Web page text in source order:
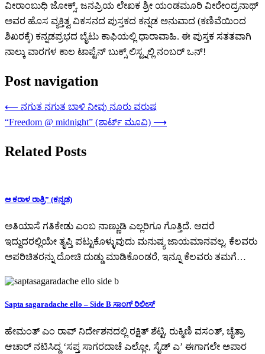
ವೀರಾಂಬುಧಿ ಜೋಕ್ಸ್. ಜನಪ್ರಿಯ ಲೇಖಕ ಶ್ರೀ ಯಂಡಮೂರಿ ವೀರೇಂದ್ರನಾಥ್
ಅವರ ಹೊಸ ವ್ಯಕ್ತಿತ್ವ ವಿಕಸನದ ಪುಸ್ತಕದ ಕನ್ನಡ ಅನುವಾದ (ಕಣಿವೆಯಿಂದ
ಶಿಖರಕ್ಕೆ) ಕನ್ನಡಪ್ರಭದ ಬೈಟು ಕಾಫಿಯಲ್ಲಿ ಧಾರಾವಾಹಿ. ಈ ಪುಸ್ತಕ ಸತತವಾಗಿ
ನಾಲ್ಕು ವಾರಗಳ ಕಾಲ ಟಾಪ್ಟೆನ್ ಬುಕ್ಸ್ ಲಿಸ್ಟ್ನಲ್ಲಿ ನಂಬರ್ ಒನ್!
Post navigation
⟵ ನಗುತ ನಗುತ ಬಾಳಿ ನೀವು ನೂರು ವರುಷ
“Freedom @ midnight” (ಶಾರ್ಟ್ ಮೂವಿ) ⟶
Related Posts
ಆ ಕರಾಳ ರಾತ್ರಿ” (ಕನ್ನಡ)
ಅತಿಯಾಸೆ ಗತಿಕೇಡು ಎಂಬ ನಾಣ್ಣುಡಿ ಎಲ್ಲರಿಗೂ ಗೊತ್ತಿದೆ. ಆದರೆ
ಇದ್ದುದರಲ್ಲಿಯೇ ತೃಪ್ತಿ ಪಟ್ಟುಕೊಳ್ಳುವುದು ಮನುಷ್ಯ ಜಾಯಮಾನವಲ್ಲ. ಕೆಲವರು
ಅಪರಿಚಿತರನ್ನು ದೋಚಿ ದುಡ್ಡು ಮಾಡಿಕೊಂಡರೆ, ಇನ್ನೂ ಕೆಲವರು ತಮಗೆ…
Sapta sagaradache ello – Side B ಸಾಂಗ್ ರಿಲೀಸ್
ಹೇಮಂತ್ ಎಂ ರಾವ್ ನಿರ್ದೇಶನದಲ್ಲಿ ರಕ್ಷಿತ್ ಶೆಟ್ಟಿ, ರುಕ್ಮಿಣಿ ವಸಂತ್, ಚೈತ್ರಾ
ಆಚಾರ್ ನಟಿಸಿದ್ದ ‘ಸಪ್ತ ಸಾಗರದಾಚೆ ಎಲ್ಲೋ, ಸೈಡ್ ಎ’ ಈಗಾಗಲೇ ಅಪಾರ